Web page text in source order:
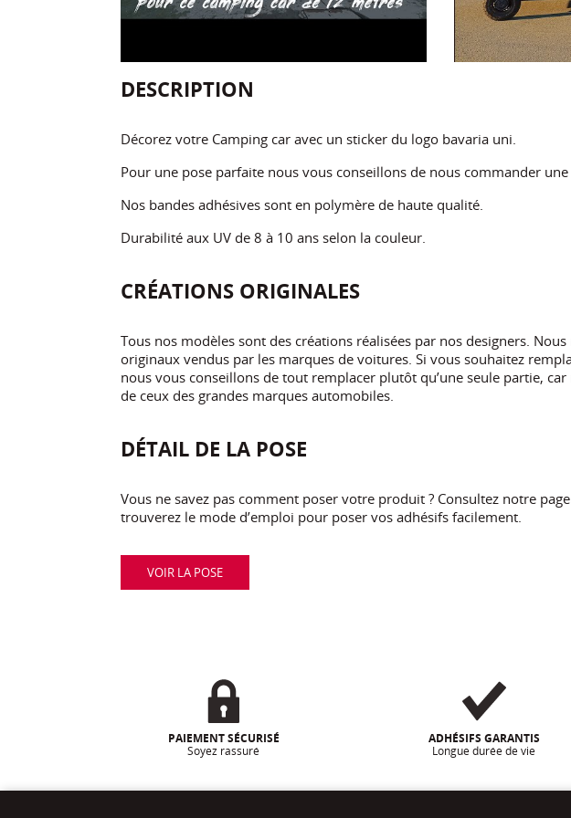
DESCRIPTION
Décorez votre Camping car avec un sticker du logo bavaria uni.
Pour une pose parfaite nous vous conseillons de nous commander
Nos bandes adhésives sont en polymère de haute qualité.
Durabilité aux UV de 8 à 10 ans selon la couleur.
CRÉATIONS ORIGINALES
Tous nos modèles sont des créations réalisées par nos designers.
originaux vendus par les marques de voitures. Si vous souhaitez
nous vous conseillons de tout remplacer plutôt qu’une seule partie,
de ceux des grandes marques automobiles.
DÉTAIL DE LA POSE
Vous ne savez pas comment poser votre produit ? Consultez notre
trouverez le mode d’emploi pour poser vos adhésifs facilement.
VOIR LA POSE
PAIEMENT SÉCURISÉ
Soyez rassuré
ADHÉSIFS GARANTIS
Longue durée de vie